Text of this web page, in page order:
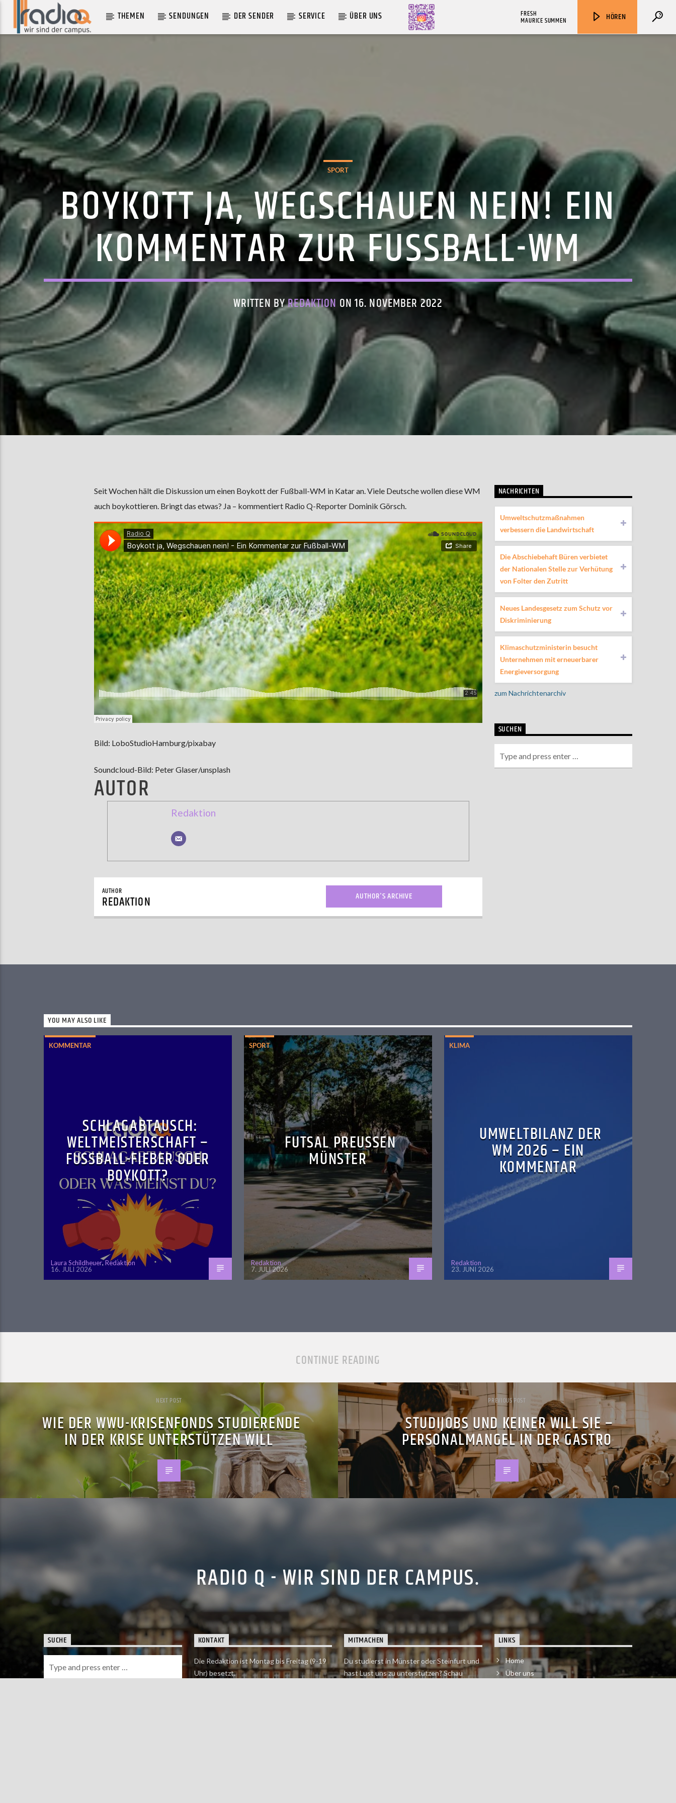
THEMEN SENDUNGEN DER SENDER SERVICE ÜBER UNS HÖREN
FRESH
MAURICE SUMMEN
MAURICE SUMMEN
SPORT
BOYKOTT JA, WEGSCHAUEN NEIN! EIN
KOMMENTAR ZUR FUSSBALL-WM
WRITTEN BYREDAKTION ON 16. NOVEMBER 2022
Seit Wochen hält die Diskussion um einen Boykott der Fußball-WM in Katar an. Viele Deutsche wollen diese WM
auch boykottieren. Bringt das etwas? Ja – kommentiert Radio Q-Reporter Dominik Görsch.
Bild: LoboStudioHamburg/pixabay
Soundcloud-Bild: Peter Glaser/unsplash
AUTOR
Redaktion
AUTHOR
REDAKTION AUTHOR'S ARCHIVE
NACHRICHTEN
Umweltschutzmaßnahmen
verbessern die Landwirtschaft
Die Abschiebehaft Büren verbietet
der Nationalen Stelle zur Verhütung
von Folter den Zutritt
Neues Landesgesetz zum Schutz vor
Diskriminierung
Klimaschutzministerin besucht
Unternehmen mit erneuerbarer
Energieversorgung
zum Nachrichtenarchiv
SUCHEN
YOU MAY ALSO LIKE
KOMMENTAR
SCHLAGABTAUSCH:
WELTMEISTERSCHAFT –
FUSSBALL-FIEBER ODER B
OYKOTT?
Laura Schildheuer,Redaktion
16. JULI 2026
SPORT
FUTSAL PREUSSEN M
ÜNSTER
Redaktion
7. JULI 2026
KLIMA
UMWELTBILANZ DER
WM 2026 – EIN
KOMMENTAR
Redaktion
23. JUNI 2026
CONTINUE READING
NEXT POST
WIE DER WWU-KRISENFONDS STUDIERENDE
IN DER KRISE UNTERSTÜTZEN WILL
PREVIOUS POST
STUDIJOBS UND KEINER WILL SIE –
PERSONALMANGEL IN DER GASTRO
RADIO Q - WIR SIND DER CAMPUS.
SUCHE KONTAKT
Die Redaktion ist Montag bis Freitag (9-19
Uhr) besetzt.
MITMACHEN
Du studierst in Münster oder Steinfurt und
hast Lust uns zu unterstützen? Schau
LINKS
Home
Über uns